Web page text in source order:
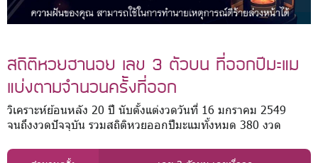
สถิติหวยฮานอย เลข 3 ตัวบน ที่ออกปีมะแม
แบ่งตามจำนวนครั้งที่ออก
วิเคราะห์ย้อนหลัง 20 ปี นับตั้งแต่งวดวันที่ 16 มกราคม 2549
จนถึงงวดปัจจุบัน รวมสถิติหวยออกปีมะแมทั้งหมด 380 งวด